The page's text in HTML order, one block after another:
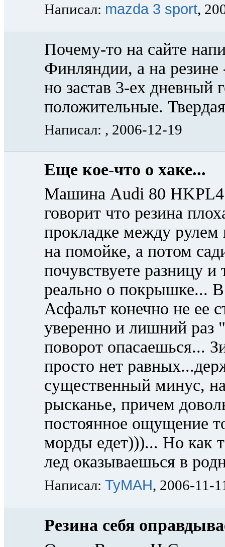
Написал: mazda 3 sport,
Почему-то на сайте
Финляндии, а на
но застав 3-ех дневный
положительные.
Написал: , 2006-12-19
Еще кое-что о хаке...
Машина Audi 80 HKPL4
говорит что резина
прокладке между рулем
на помойке, а потом
почувствуете разницу и
реально о покрышке...
Асфальт конечно не ее
уверенно и лишний раз
поворот опасаешься...
просто нет
существенный минус,
рысканье, причем
постоянное ощущение
морды едет)))... Но как
лед оказываешься в
Написал: TyMAH, 2006-11-
Резина себя